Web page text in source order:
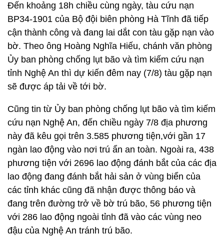
Đến khoảng 18h chiều cùng ngày, tàu cứu nạn
BP34-1901 của Bộ đội biên phòng Hà Tĩnh đã tiếp
cận thành công và đang lai dắt con tàu gặp nạn vào
bờ. Theo ông Hoàng Nghĩa Hiếu, chánh văn phòng
Ủy ban phòng chống lụt bão và tìm kiếm cứu nạn
tỉnh Nghệ An thì dự kiến đêm nay (7/8) tàu gặp nạn
sẽ được áp tải về tới bờ.
Cũng tin từ Ủy ban phòng chống lụt bão và tìm kiếm
cứu nạn Nghệ An, đến chiều ngày 7/8 địa phương
này đã kêu gọi trên 3.585 phương tiện,với gần 17
ngàn lao động vào nơi trú ẩn an toàn. Ngoài ra, 438
phương tiện với 2696 lao động đánh bắt của các địa
lao động đang đánh bắt hải sản ở vùng biển của
các tỉnh khác cũng đã nhận được thông báo và
đang trên đường trở về bờ trú bão, 56 phương tiện
với 286 lao động ngoài tỉnh đã vào các vùng neo
đậu của Nghệ An tránh trú bão.